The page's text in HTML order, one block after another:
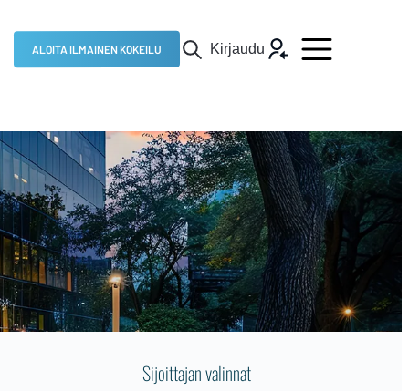
ALOITA ILMAINEN KOKEILU Kirjaudu
Sijoittajan valinnat